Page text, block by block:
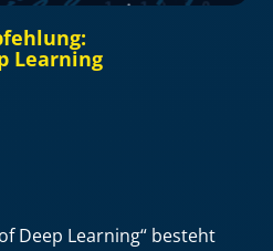
Learning
Deep Learning“ besteht